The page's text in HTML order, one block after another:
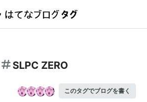
SLPC ZERO
このタグでブログを書く